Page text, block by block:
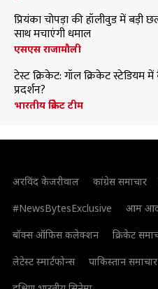
प्रियंका चोपड़ा की हॉलीवुड में
साथ मचाएंगी धमाल
एसएस राजामौली
टेस्ट क्रिकेट: गॉल क्रिकेट स्टेडियम
प्रदर्शन?
भारतीय क्रिकेट टीम
अरविंद केजरीवाल कांग्रेस समाचार
#NewsBytesExclusive
आम
बॉक्स ऑफिस कलेक्शन
क्रिकेट
लेटेस्ट स्मार्टफोन्स
पाकिस्तान समाचार